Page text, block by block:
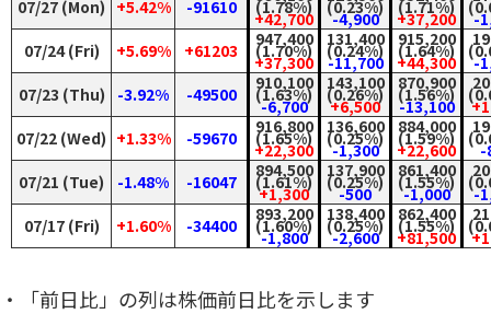
07/27 (Mon) +5.42% -91610 (1.78%)
+42,700
(0.23%)
-4,900
(1.71%)
+37,200
-
07/24 (Fri)
+5.69% +61203
947,400
(1.70%)
+37,300
131,400
(0.24%)
-11,700
915,200
(1.64%)
+44,300
-
07/23 (Thu)
-3.92% -49500
910,100
(1.63%)
-6,700
143,100
(0.26%)
+6,500
870,900
(1.56%)
-13,100
07/22 (Wed) +1.33% -59670
916,800
(1.65%)
+22,300
136,600
(0.25%)
-1,300
884,000
(1.59%)
+22,600
-
07/21 (Tue)
-1.48% -16047
894,500
(1.61%)
+1,300
137,900
(0.25%)
-500
861,400
(1.55%)
-1,000
-
07/17 (Fri)
+1.60% -34400
893,200
(1.60%)
-1,800
138,400
(0.25%)
-2,600
862,400
(1.55%)
+81,500
・「前日比」の列は株価前日比を示します